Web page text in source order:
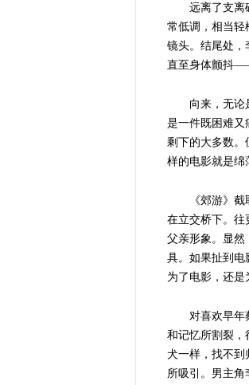
远离了支离
常低调，相当轻
镜头。结尾处，
直至身体颤抖
向来，无论
是一件既困难又
剩下的大多数。
样的电影就是绵
《郊游》
在立交桥下。往
父亲形象。显然
具。如果扯到电
为了电影，还是
对喜欢早年
和记忆所割裂，
犬一样，找不到
所吸引。男主